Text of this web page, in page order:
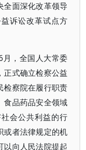
全面深化改革领导
诉讼改革试点方
，全国人大常委
正式确立检察公益
检察院在履行职责
食品药品安全领域
会公共利益的行
或者法律规定的机
以向人民法院提起